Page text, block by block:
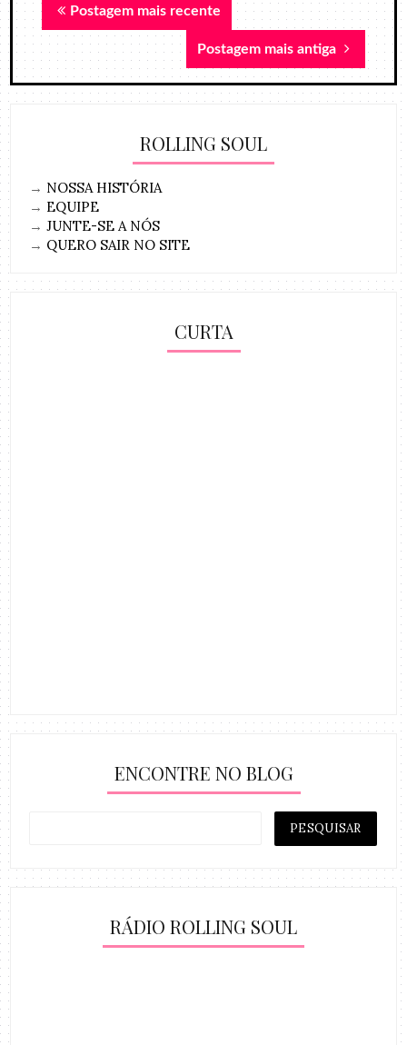
Postagem mais recente
Postagem mais antiga
ROLLING SOUL
→ NOSSA HISTÓRIA
→ EQUIPE
→JUNTE-SE A NÓS
→ QUERO SAIR NO SITE
CURTA
ENCONTRE NO BLOG
RÁDIO ROLLING SOUL